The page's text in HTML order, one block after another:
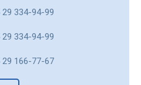
29 334-94-99
29 334-94-99
29 166-77-67